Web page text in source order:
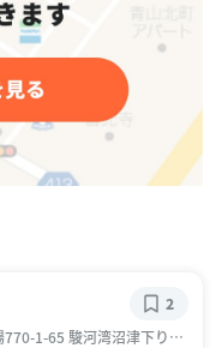
1-65 駿河湾沼津下り線
2